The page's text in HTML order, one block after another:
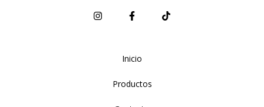
Inicio
Productos